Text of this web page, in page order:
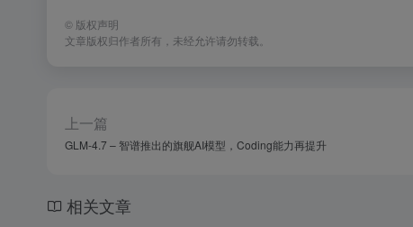
© 版权声明
文章版权归作者所有，未经允许请勿转载。
上一篇
GLM-4.7 – 智谱推出的旗舰AI模型，Coding能力再提升
相关文章